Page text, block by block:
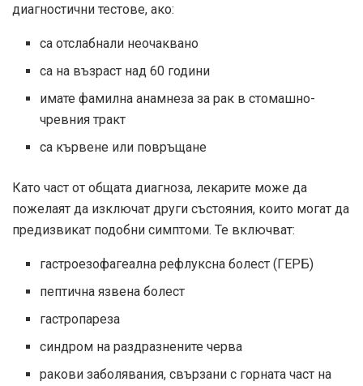
диагностични тестове, ако:
са отслабнали неочаквано
са на възраст над 60 години
имате фамилна анамнеза за рак в стомашно-
чревния тракт
са кървене или повръщане
Като част от общата диагноза, лекарите може да
пожелаят да изключат други състояния, които могат да
предизвикат подобни симптоми. Те включват:
гастроезофагеална рефлуксна болест (ГЕРБ)
пептична язвена болест
гастропареза
синдром на раздразнените черва
ракови заболявания, свързани с горната част на